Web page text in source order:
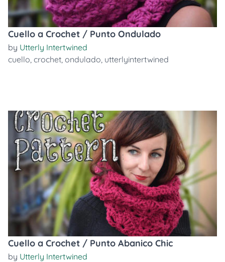
Cuello a Crochet / Punto Ondulado
by Utterly Intertwined
cuello, crochet, ondulado, utterlyintertwined
Cuello a Crochet / Punto Abanico Chic
by Utterly Intertwined